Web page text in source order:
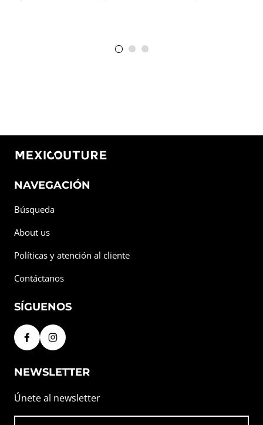
NAVEGACIÓN
Búsqueda
About us
Políticas y atención al cliente
Contáctanos
SÍGUENOS
NEWSLETTER
Únete al newsletter